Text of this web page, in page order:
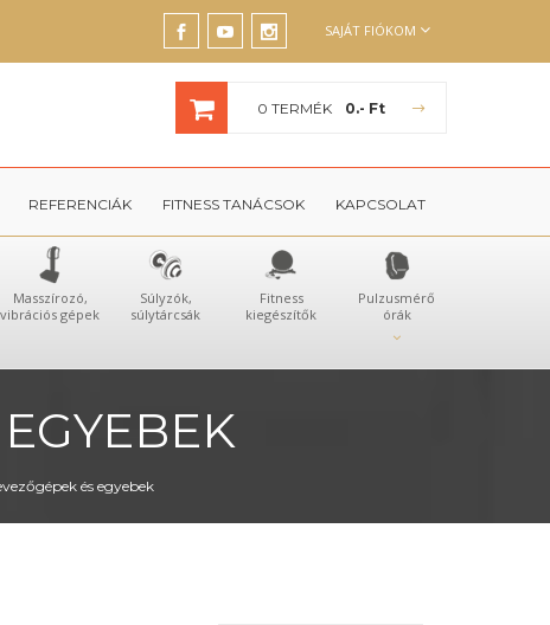
SAJÁT FIÓKOM
0 TERMÉK 0.- Ft
REFERENCIÁK FITNESS TANÁCSOK KAPCSOLAT
Masszírozó,
vibrációs gépek
Súlyzók,
súlytárcsák
Fitness
kiegészítők
Pulzusmérő
órák
és egyebek